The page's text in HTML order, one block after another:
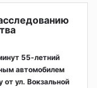
55-летний
автомобилем
ул. Вокзальной